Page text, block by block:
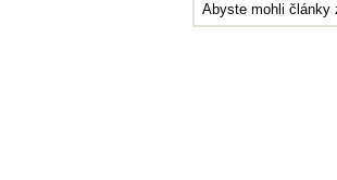
Abyste mohli články